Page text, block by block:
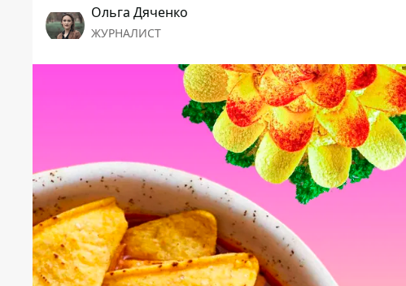
Ольга Дяченко
ЖУРНАЛИСТ